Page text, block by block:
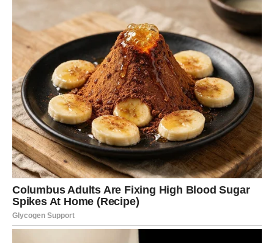
Vrijeme je da vjerujete sebi.
Pred vama je period tokom kojeg bi upravo vaša
originalnost mogla postati najveća prednost.